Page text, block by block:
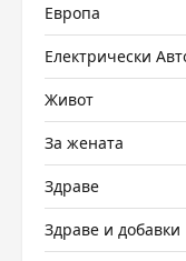
Европа
Електрически
Живот
За жената
Здраве
Здраве и добавки